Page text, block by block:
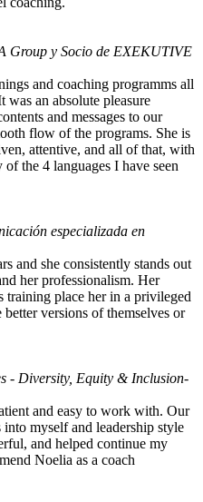
Group y Socio de EXEKUTIVE
and coaching programms all
an absolute pleasure
and messages to our
flow of the programs. She is
attentive, and all of that, with
the 4 languages I have seen
especializada en
and she consistently stands out
her professionalism. Her
training place her in a privileged
versions of themselves or
- Diversity, Equity & Inclusion-
and easy to work with. Our
myself and leadership style
and helped continue my
Noelia as a coach